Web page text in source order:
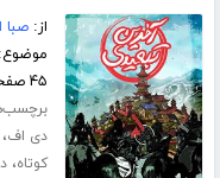
از:صبا
۴۵ صفحه
دی اف
کوتاه،